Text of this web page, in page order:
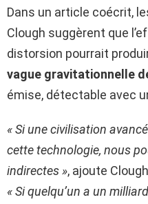
Dans un article coécrit,
Clough suggèrent que
distorsion pourrait
vague gravitationnelle
émise, détectable avec
« Si une civilisation
cette technologie, nous
indirectes », ajoute
« Si quelqu’un a un